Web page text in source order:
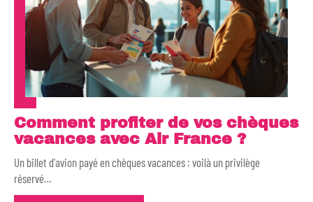
Comment profiter de vos chèques
vacances avec Air France ?
Un billet d'avion payé en chèques vacances : voilà un privilège
réservé…